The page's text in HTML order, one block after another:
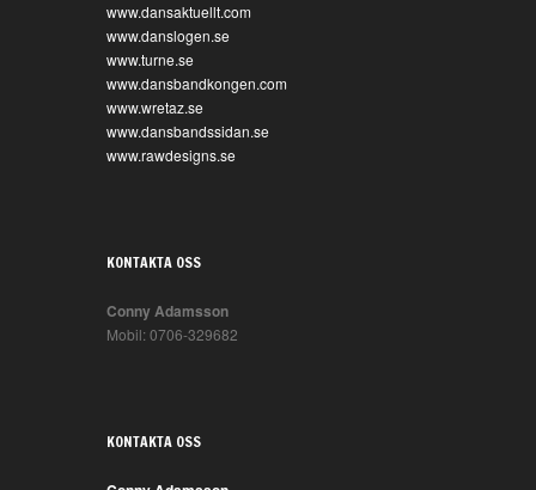
www.dansaktuellt.com
www.danslogen.se
www.turne.se
www.dansbandkongen.com
www.wretaz.se
www.dansbandssidan.se
www.rawdesigns.se
KONTAKTA OSS
Conny Adamsson
Mobil: 0706-329682
KONTAKTA OSS